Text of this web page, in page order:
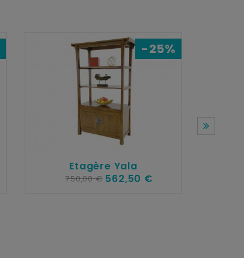
-25%
Etagère Yala
750,00 € 562,50 €